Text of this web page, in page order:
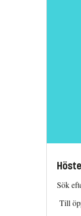
Sök
Till